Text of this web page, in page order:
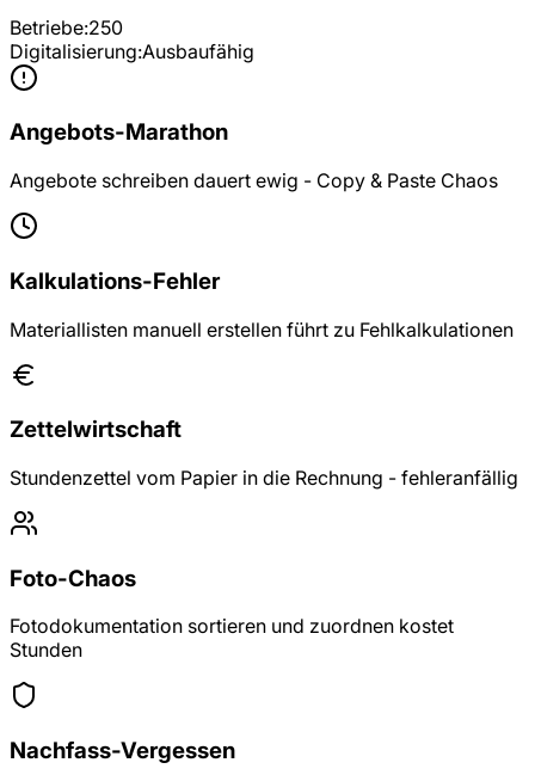
Betriebe:250
Digitalisierung:Ausbaufähig
Angebots-Marathon
Angebote schreiben dauert ewig - Copy & Paste Chaos
Kalkulations-Fehler
Materiallisten manuell erstellen führt zu Fehlkalkulationen
Zettelwirtschaft
Stundenzettel vom Papier in die Rechnung - fehleranfällig
Foto-Chaos
Fotodokumentation sortieren und zuordnen kostet
Stunden
Nachfass-Vergessen